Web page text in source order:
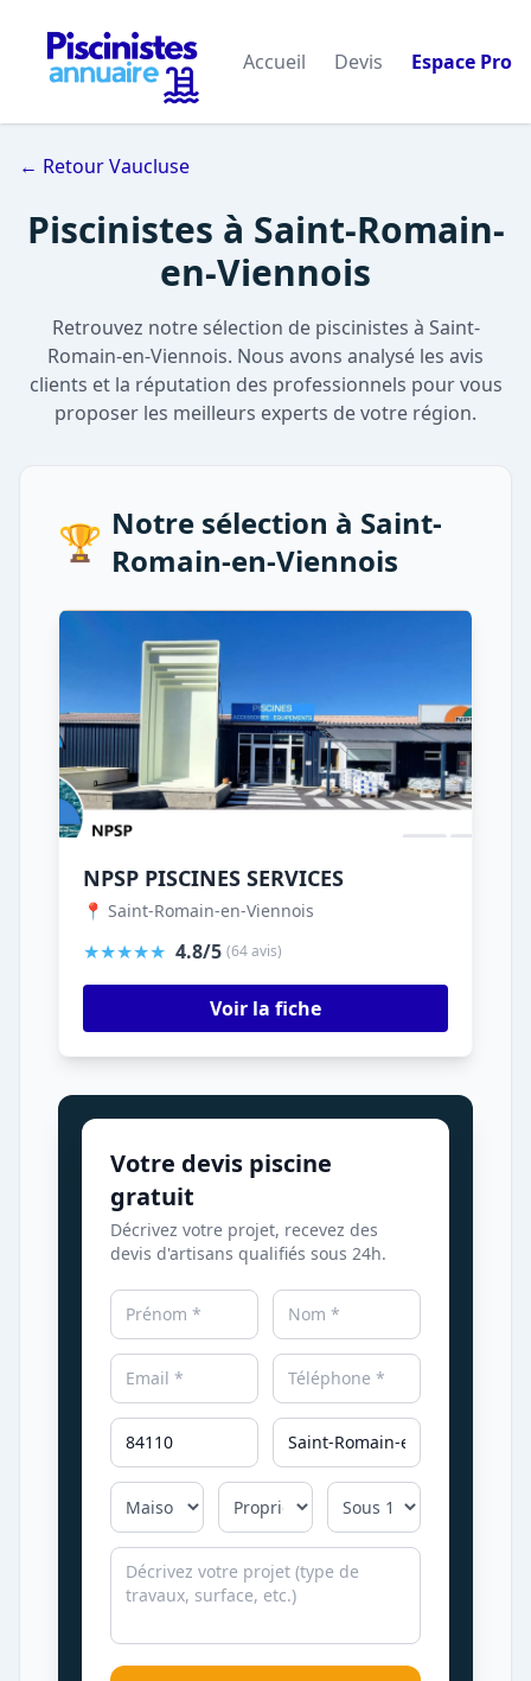
Accueil Devis Espace Pro
← Retour Vaucluse
Piscinistes à Saint-Romain-
en-Viennois
Retrouvez notre sélection de piscinistes à Saint-
Romain-en-Viennois. Nous avons analysé les avis
clients et la réputation des professionnels pour vous
proposer les meilleurs experts de votre région.
🏆 Notre sélection à Saint-
Romain-en-Viennois
NPSP PISCINES SERVICES
📍 Saint-Romain-en-Viennois
★★★★★ 4.8/5 (64 avis)
Voir la fiche
Votre devis piscine
gratuit
Décrivez votre projet, recevez des
devis d'artisans qualifiés sous 24h.